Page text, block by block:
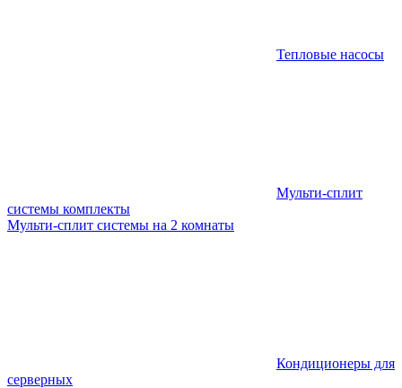
Тепловые насосы
Мульти-сплит
системы комплекты
Мульти-сплит системы на 2 комнаты
Кондиционеры для
серверных